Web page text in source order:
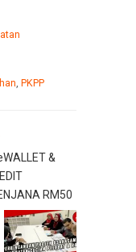
PKPP
&
RM50